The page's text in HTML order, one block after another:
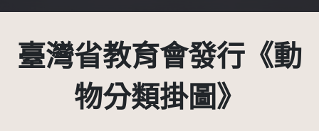
臺灣省教育會發行《動
物分類掛圖》